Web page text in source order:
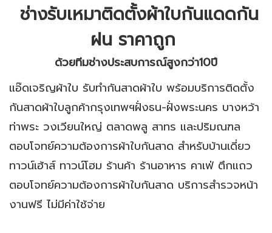
ช่างรับเหมาติดตั้งผ้าใบกันแดดกัน
ฝน ราคาถูก
ด้วยทีมช่างประสบการณ์สูงกว่า10ปี
แอ๊ดเจริญผ้าใบ รับทำกันสาดผ้าใบ พร้อมบริการติดตั้ง
กันสาดผ้าใบลูกค้ากรุงเทพฯฝั่งธน-ฝั่งพระนคร บางหว้า
ท่าพระ วงเวียนใหญ่ ตลาดพลู สาทร และปริมณฑล
ตอบโจทย์ความต้องการผ้าใบกันสาด สำหรับบ้านเดี่ยว
ทาวน์เฮ้าส์ ทาวน์โฮม ร้านค้า ร้านอาหาร คาเฟ่ ตึกแถว
ตอบโจทย์ความต้องการผ้าใบกันสาด บริการสำรวจหน้า
งานฟรี ไม่มีค่าใช้จ่าย